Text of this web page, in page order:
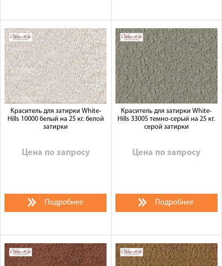
Краситель для затирки White-
Hills 10000 белый на 25 кг. белой
затирки
Цена по запросу
Подробнее
Краситель для затирки White-
Hills 33005 темно-серый на 25 кг.
серой затирки
Цена по запросу
Подробнее